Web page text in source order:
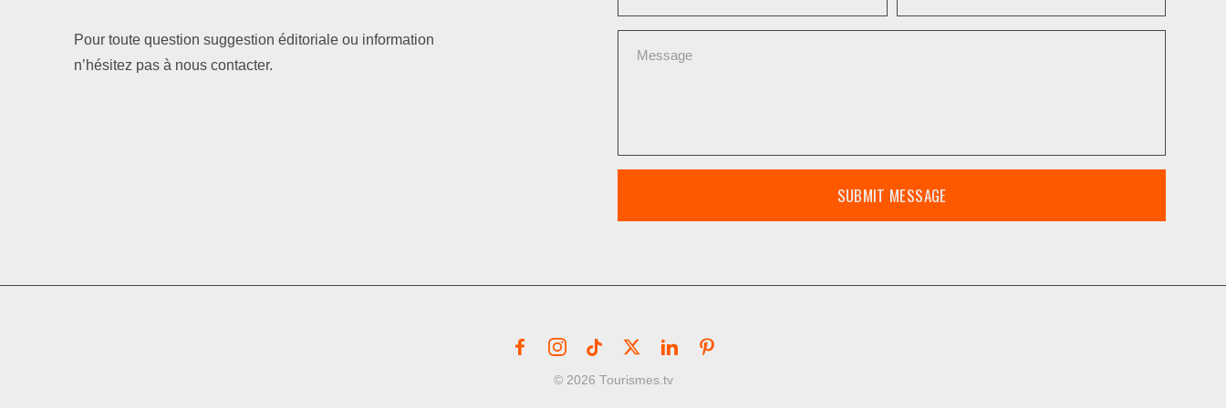
Pour toute question suggestion éditoriale ou information
n’hésitez pas à nous contacter.
SUBMIT MESSAGE
© 2026 Tourismes.tv